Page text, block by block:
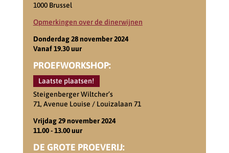
1000 Brussel
Opmerkingen over de dinerwijnen
Donderdag 28 november 2024
Vanaf 19.30 uur
PROEFWORKSHOP:
Laatste plaatsen!
Steigenberger Wiltcher’s
71, Avenue Louise / Louizalaan 71
Vrijdag 29 november 2024
11.00 - 13.00 uur
DE GROTE PROEVERIJ: